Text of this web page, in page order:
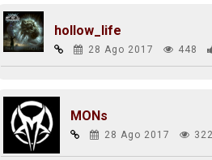
hollow_life
28 Ago 2017 448
MONs
28 Ago 2017 322